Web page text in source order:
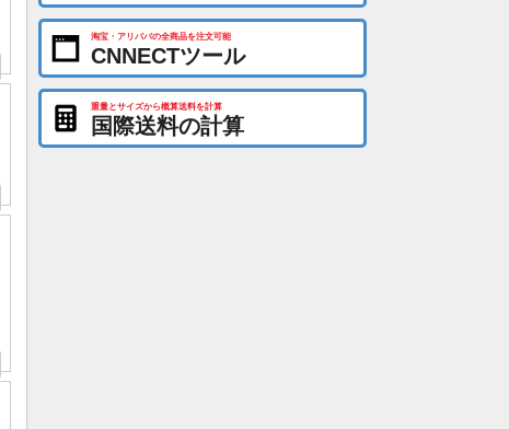
淘宝・アリババの全商品を注文可能
CNNECTツール
重量とサイズから概算送料を計算
国際送料の計算